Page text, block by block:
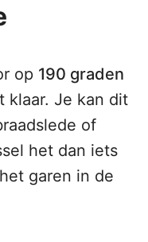
op 190 graden
klaar. Je kan dit
of
het dan iets
garen in de